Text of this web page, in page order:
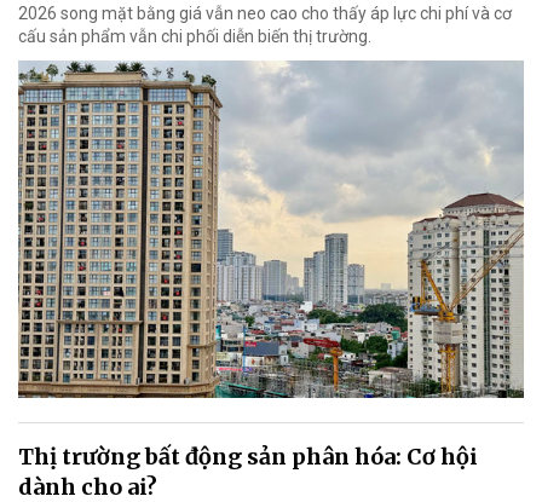
2026 song mặt bằng giá vẫn neo cao cho thấy áp lực chi phí và cơ
cấu sản phẩm vẫn chi phối diễn biến thị trường.
Thị trường bất động sản phân hóa: Cơ hội
dành cho ai?